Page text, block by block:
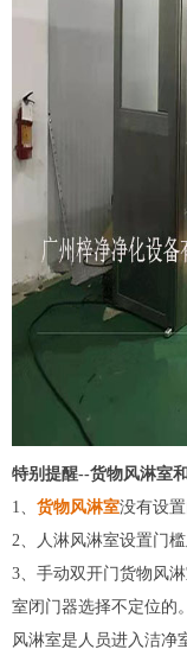
特别提醒--货物风淋室
1、 货物风淋室没有设
2、人淋风淋室设置门
3、手动双开门货物风
室闭门器选择不定位的。
风淋室是人员进入洁净